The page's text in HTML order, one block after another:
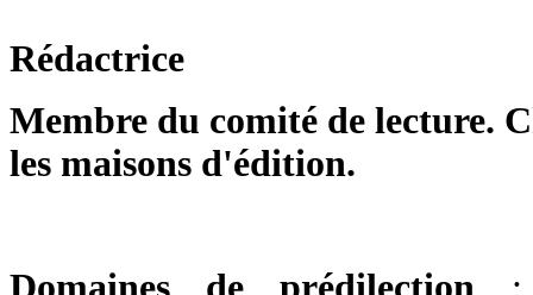
Rédactrice
Membre du comité de lecture.
les maisons d'édition.